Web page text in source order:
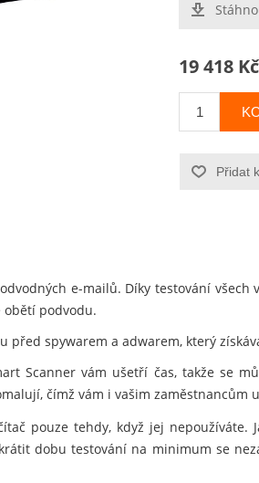
19 418
Přidat
e-mailů. Díky testování
podvodu.
před spywarem a adwarem, který
Scanner vám ušetří čas, takže se
čímž vám i vašim
pouze tehdy, když jej
dobu testování na minimum se